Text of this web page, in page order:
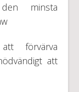
minsta
förvärva
att